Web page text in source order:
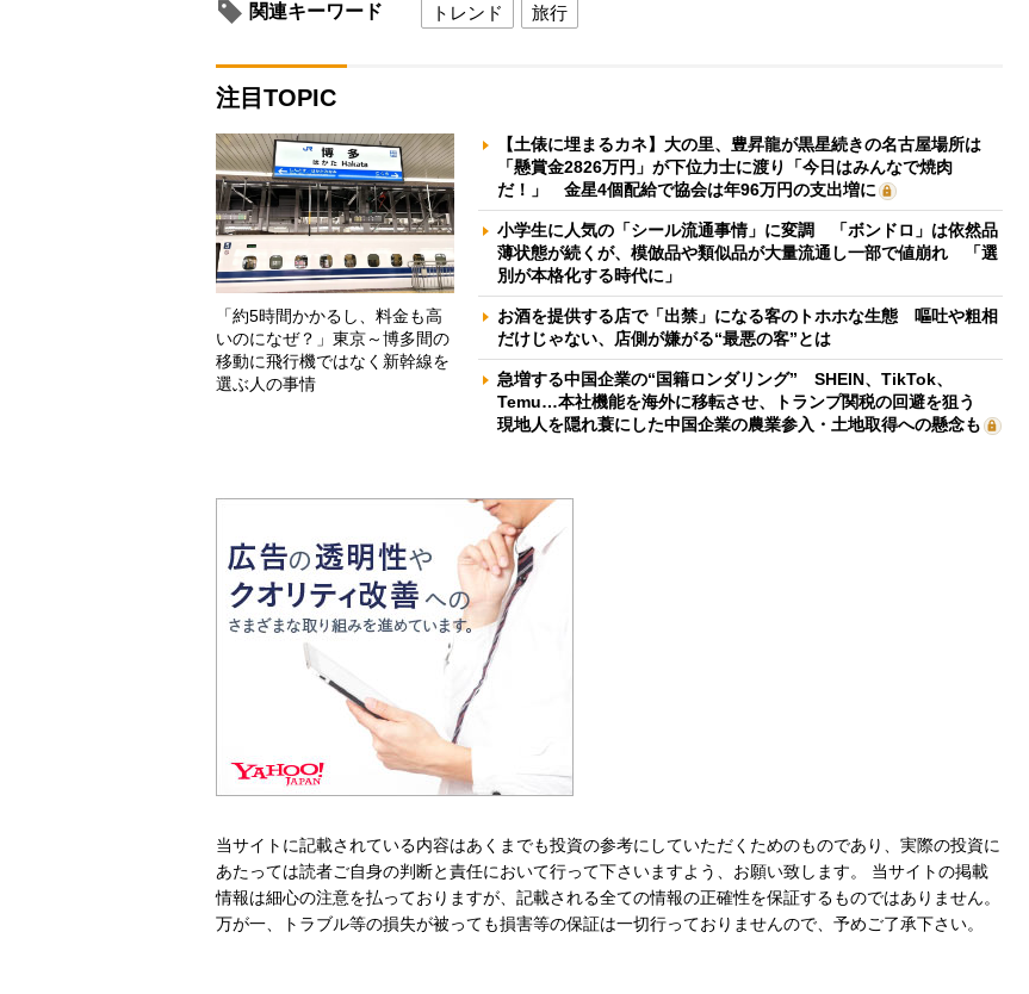
関連キーワード トレンド 旅行
注目TOPIC
「約5時間かかるし、料金も高
いのになぜ？」東京～博多間の
移動に飛行機ではなく新幹線を
選ぶ人の事情
【土俵に埋まるカネ】大の里、豊昇龍が黒星続きの名古屋場所は
「懸賞金2826万円」が下位力士に渡り「今日はみんなで焼肉
だ！」 金星4個配給で協会は年96万円の支出増に
小学生に人気の「シール流通事情」に変調 「ボンドロ」は依然品
薄状態が続くが、模倣品や類似品が大量流通し一部で値崩れ 「選
別が本格化する時代に」
お酒を提供する店で「出禁」になる客のトホホな生態 嘔吐や粗相
だけじゃない、店側が嫌がる“最悪の客”とは
急増する中国企業の“国籍ロンダリング” SHEIN、TikTok、
Temu…本社機能を海外に移転させ、トランプ関税の回避を狙う
現地人を隠れ蓑にした中国企業の農業参入・土地取得への懸念も
当サイトに記載されている内容はあくまでも投資の参考にしていただくためのものであり、実際の投資に
あたっては読者ご自身の判断と責任において行って下さいますよう、お願い致します。 当サイトの掲載
情報は細心の注意を払っておりますが、記載される全ての情報の正確性を保証するものではありません。
万が一、トラブル等の損失が被っても損害等の保証は一切行っておりませんので、予めご了承下さい。